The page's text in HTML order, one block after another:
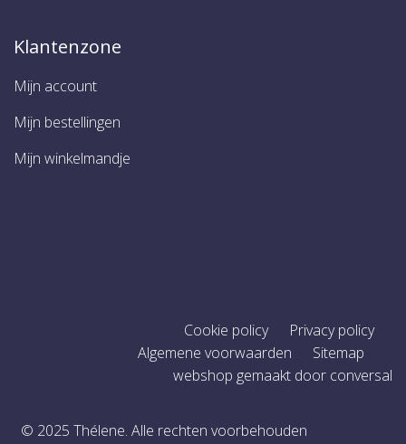
Klantenzone
Mijn account
Mijn bestellingen
Mijn winkelmandje
Cookie policy
Privacy policy
Algemene voorwaarden
Sitemap
webshop gemaakt door conversal
© 2025 Thélene. Alle rechten voorbehouden